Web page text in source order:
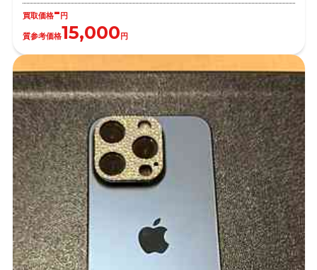
買取価格- 円
質参考価格15,000 円